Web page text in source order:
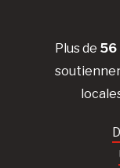
Plus de 56